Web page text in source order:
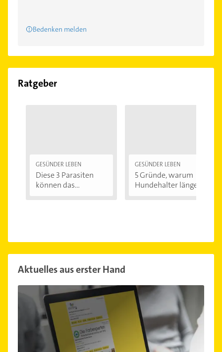
Bedenken melden
Ratgeber
GESÜNDER LEBEN
Diese 3 Parasiten
können das
GESÜNDER LEBEN
5 Gründe, warum
Hundehalter länger...
Aktuelles aus erster Hand